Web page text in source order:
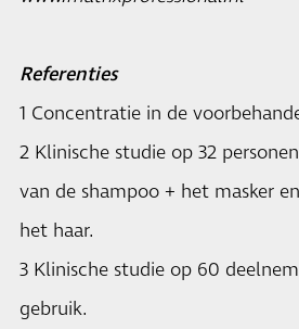
Referenties
1 Concentratie in de
2 Klinische studie op 32
van de shampoo + het masker
het haar.
3 Klinische studie op 60
gebruik.